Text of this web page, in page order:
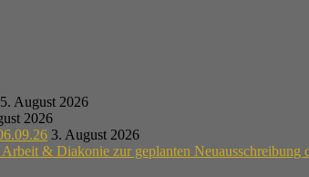
5. August 2026
2026
3. August 2026
& Diakonie zur geplanten Neuausschreibung